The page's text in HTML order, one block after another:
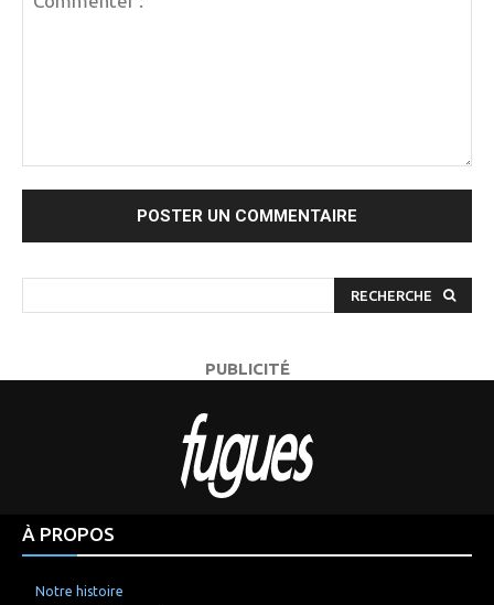
RECHERCHE
PUBLICITÉ
À PROPOS
Notre histoire